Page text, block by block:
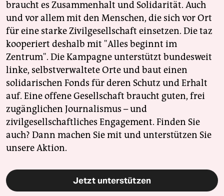
braucht es Zusammenhalt und Solidarität. Auch
und vor allem mit den Menschen, die sich vor Ort
für eine starke Zivilgesellschaft einsetzen. Die taz
kooperiert deshalb mit "Alles beginnt im
Zentrum". Die Kampagne unterstützt bundesweit
linke, selbstverwaltete Orte und baut einen
solidarischen Fonds für deren Schutz und Erhalt
auf. Eine offene Gesellschaft braucht guten, frei
zugänglichen Journalismus – und
zivilgesellschaftliches Engagement. Finden Sie
auch? Dann machen Sie mit und unterstützen Sie
unsere Aktion.
Jetzt unterstützen